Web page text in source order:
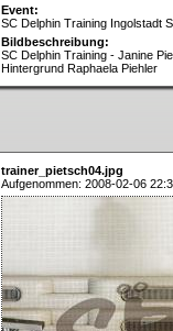
Event:
SC Delphin Training Ingolstadt
Bildbeschreibung:
SC Delphin Training - Janine
Hintergrund Raphaela Piehler
trainer_pietsch04.jpg
Aufgenommen: 2008-02-06